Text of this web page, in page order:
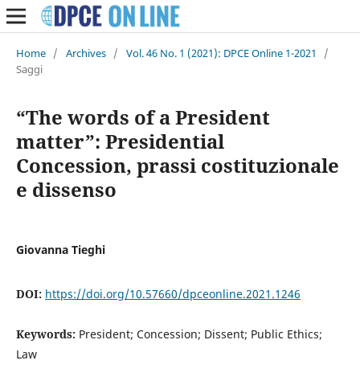
Home / Archives / Vol. 46 No. 1 (2021): DPCE Online 1-2021
/
Saggi
“The words of a President
matter”: Presidential
Concession, prassi costituzionale
e dissenso
Giovanna Tieghi
DOI: https://doi.org/10.57660/dpceonline.2021.1246
Keywords: President; Concession; Dissent; Public Ethics;
Law